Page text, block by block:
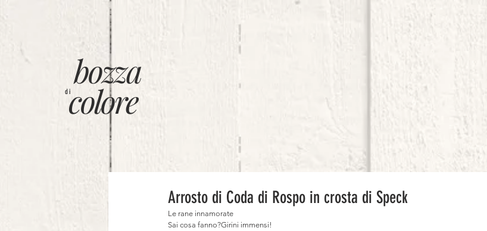
bozza
colore
di
Arrosto di Coda di Rospo in crosta di Speck
Le rane innamorate
Sai cosa fanno?Girini immensi!